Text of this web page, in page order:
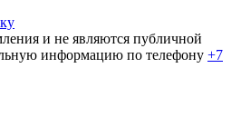
и не являются публичной
информацию по телефону +7